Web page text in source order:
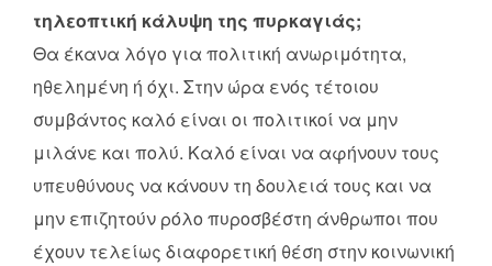
τηλεοπτική κάλυψη της πυρκαγιάς;
Θα έκανα λόγο για πολιτική ανωριμότητα,
ηθελημένη ή όχι. Στην ώρα ενός τέτοιου
συμβάντος καλό είναι οι πολιτικοί να μην
μιλάνε και πολύ. Καλό είναι να αφήνουν τους
υπευθύνους να κάνουν τη δουλειά τους και να
μην επιζητούν ρόλο πυροσβέστη άνθρωποι που
έχουν τελείως διαφορετική θέση στην κοινωνική